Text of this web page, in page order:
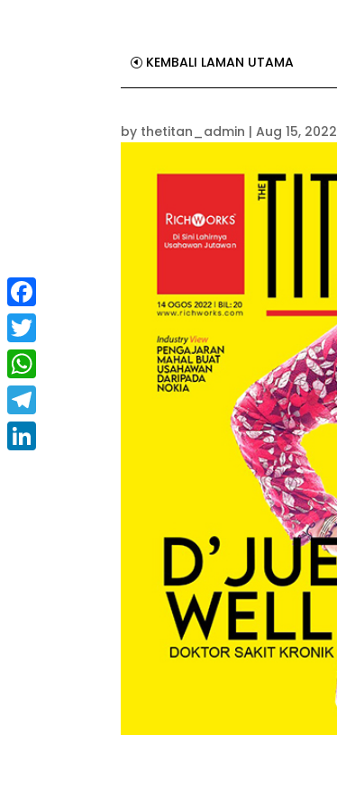
KEMBALI LAMAN UTAMA
by thetitan_admin |Aug 15, 2022
Facebook
Twitter
WhatsApp
Telegram